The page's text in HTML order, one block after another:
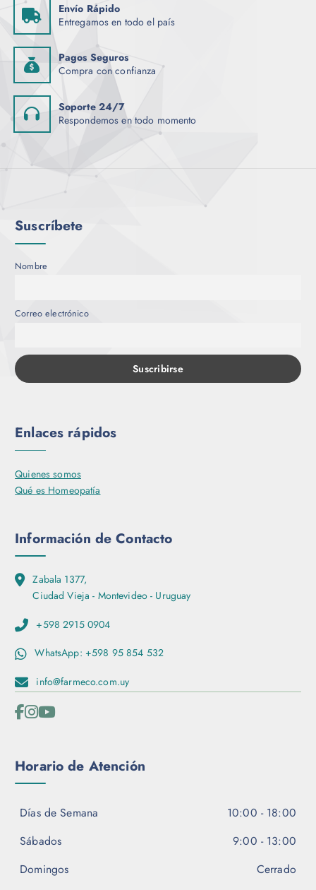
Envío Rápido
Entregamos en todo el país
Pagos Seguros
Compra con confianza
Soporte 24/7
Respondemos en todo momento
Suscríbete
Nombre
Correo electrónico
Enlaces rápidos
Quienes somos
Qué es Homeopatía
Información de Contacto
Zabala 1377,
Ciudad Vieja - Montevideo - Uruguay
+598 2915 0904
WhatsApp: +598 95 854 532
info@farmeco.com.uy
Horario de Atención
Días de Semana
10:00 - 18:00
Sábados
9:00 - 13:00
Domingos
Cerrado